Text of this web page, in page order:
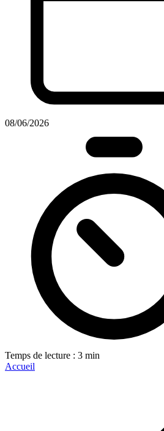
08/06/2026
Temps de lecture : 3 min
Accueil